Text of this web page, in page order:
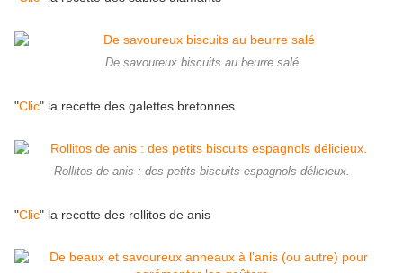
De savoureux biscuits au beurre salé
"Clic" la recette des galettes bretonnes
Rollitos de anis : des petits biscuits espagnols délicieux.
"Clic" la recette des rollitos de anis